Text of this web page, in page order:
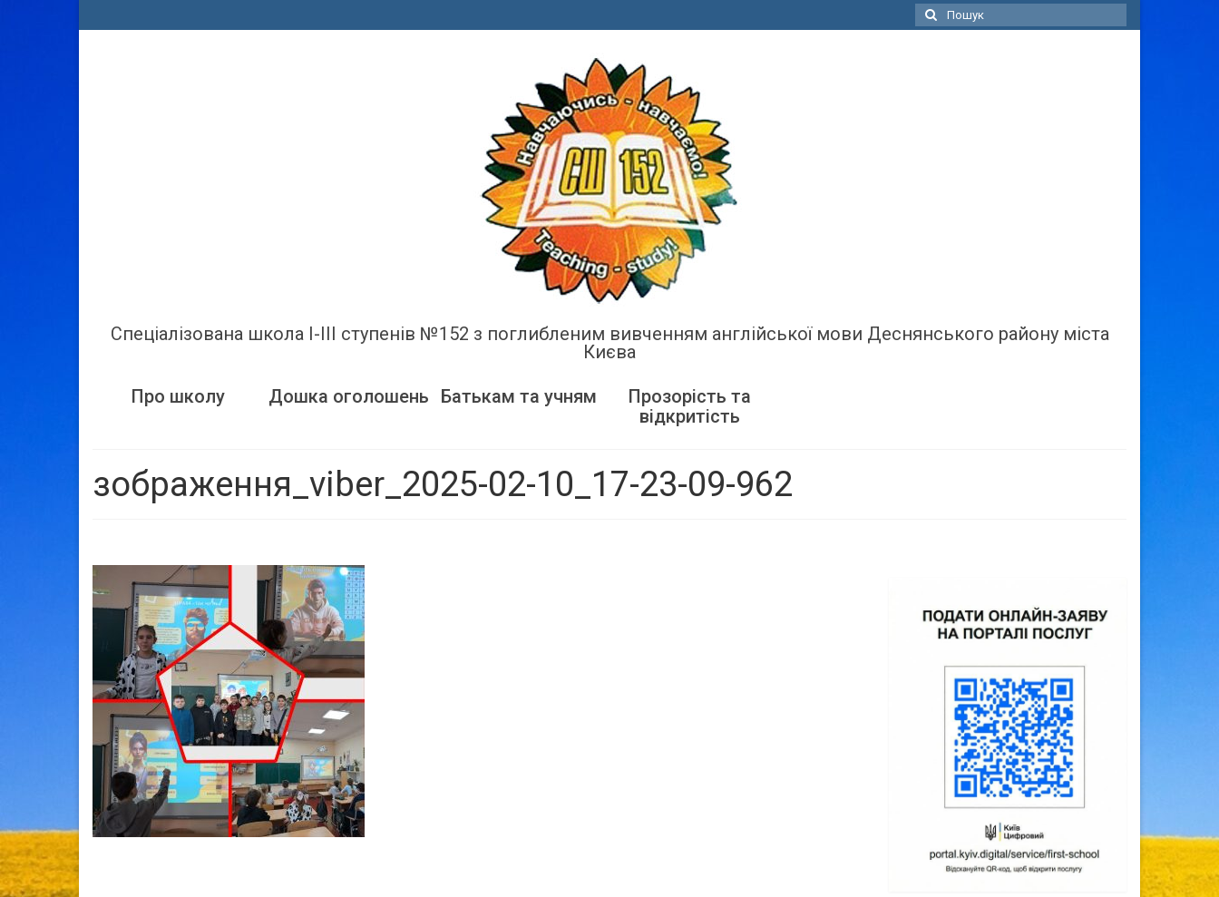
Пошук
для:
Спеціалізована школа І-ІІІ ступенів №152 з поглибленим вивченням англійської мови Деснянського району міста
Києва
Про школу Дошка оголошень Батькам та учням
Прозорість та
відкритість
зображення_viber_2025-02-10_17-23-09-962